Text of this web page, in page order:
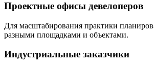
Проектные офисы девелоперов
Для масштабирования практики
разными площадками и объектами.
Индустриальные заказчики